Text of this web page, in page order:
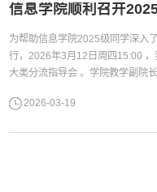
信息学院顺利召开
为帮助信息学院2025级同学深入
行，2026年3月12日周四15:00
大类分流指导会 。学院教学副院
2025级计算机类全体学生参与了
2026-03-19